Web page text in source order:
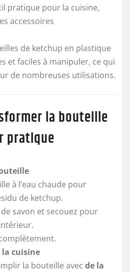
pratique pour la cuisine,
accessoires
de ketchup en plastique
et faciles à manipuler, ce qui
de nombreuses utilisations.
la bouteille
pratique
à l’eau chaude pour
de ketchup.
savon et secouez pour
la cuisine
la bouteille avec de la